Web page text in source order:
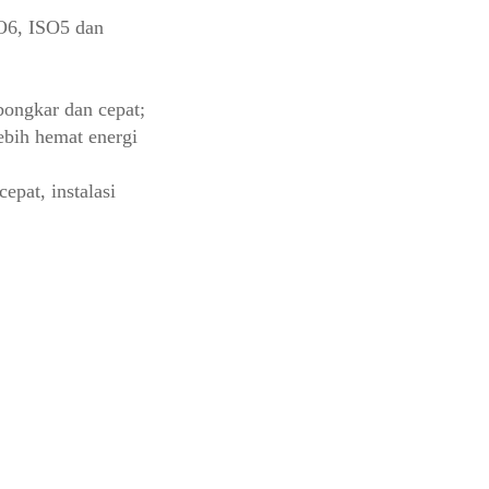
ISO5 dan
dan cepat;
hemat energi
instalasi